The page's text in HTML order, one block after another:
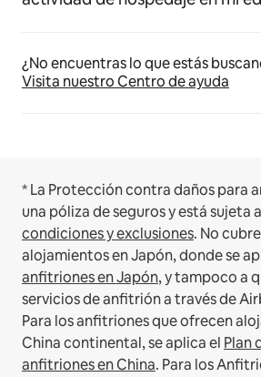
¿No encuentras lo que estás
Visita nuestro Centro de ayuda
* La Protección contra daños para
una póliza de seguros y está sujeta
condiciones y exclusiones. No
alojamientos en Japón, donde se
anfitriones en Japón, y tampoco a
servicios de anfitrión a través de
Para los anfitriones que ofrecen
China continental, se aplica el Plan
anfitriones en China. Para los